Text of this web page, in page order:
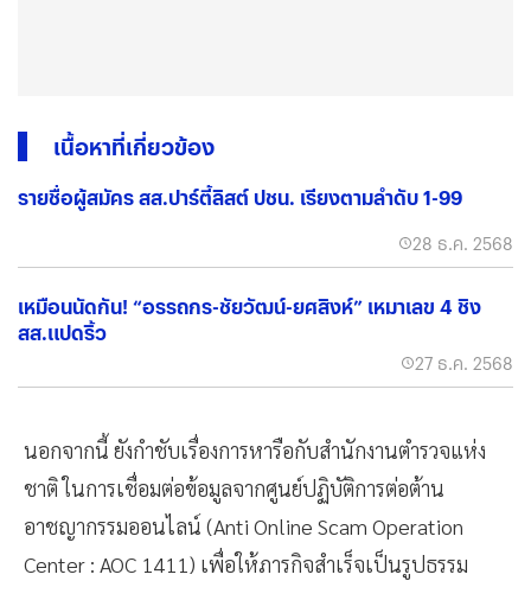
เนื้อหาที่เกี่ยวข้อง
รายชื่อผู้สมัคร สส.ปาร์ตี้ลิสต์ ปชน. เรียงตามลำดับ 1-99
28 ธ.ค. 2568
เหมือนนัดกัน! “อรรถกร-ชัยวัฒน์-ยศสิงห์” เหมาเลข 4 ชิง
สส.แปดริ้ว
27 ธ.ค. 2568
นอกจากนี้ ยังกำชับเรื่องการหารือกับสำนักงานตำรวจแห่ง
ชาติ ในการเชื่อมต่อข้อมูลจากศูนย์ปฏิบัติการต่อต้าน
อาชญากรรมออนไลน์ (Anti Online Scam Operation
Center : AOC 1411) เพื่อให้ภารกิจสำเร็จเป็นรูปธรรม